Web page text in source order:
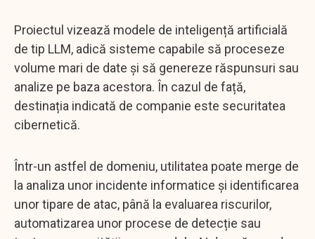
Proiectul vizează modele de inteligență artificială
de tip LLM, adică sisteme capabile să proceseze
volume mari de date și să genereze răspunsuri sau
analize pe baza acestora. În cazul de față,
destinația indicată de companie este securitatea
cibernetică.
Într-un astfel de domeniu, utilitatea poate merge de
la analiza unor incidente informatice și identificarea
unor tipare de atac, până la evaluarea riscurilor,
automatizarea unor procese de detecție sau